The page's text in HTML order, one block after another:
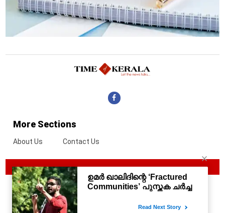
More Sections
About Us Contact Us